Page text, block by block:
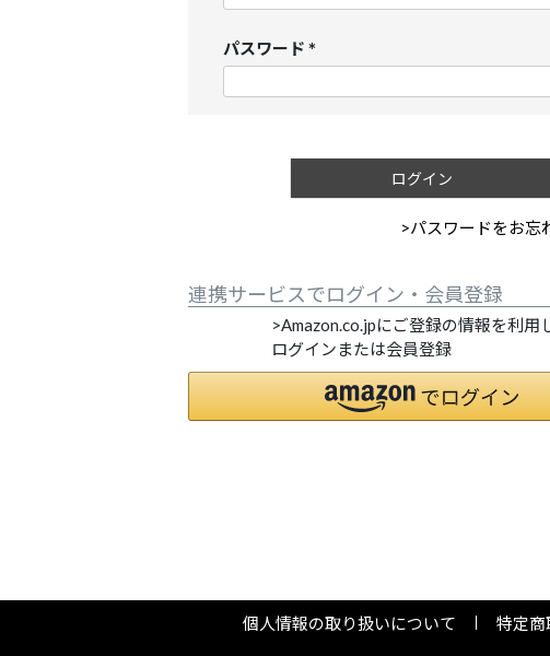
必
パスワード
必
ログイン
>パスワードをお忘
連携サービスでログイン・会員登録
>Amazon.co.jpにご登録の情報を利用
ログインまたは会員登録
個人情報の取り扱いについて 特定商